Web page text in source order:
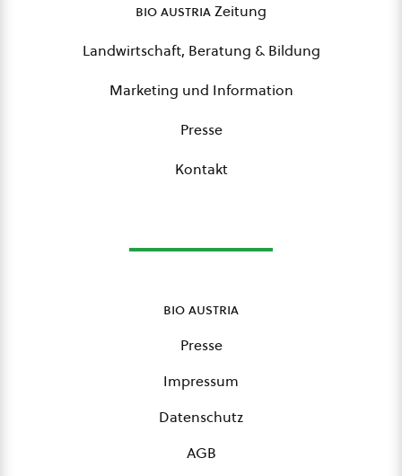
bio austriaZeitung
Landwirtschaft, Beratung & Bildung
Marketing und Information
Presse
Kontakt
bio austria
Presse
Impressum
Datenschutz
AGB